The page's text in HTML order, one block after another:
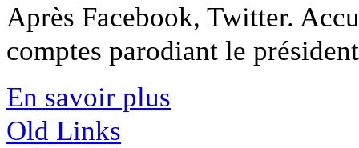
Après Facebook, Twitter.
comptes parodiant le
En savoir plus
Old Links